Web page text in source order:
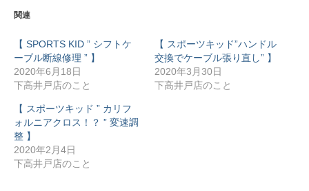
関連
【 SPORTS KID ” シフトケ
ーブル断線修理 ” 】
2020年6月18日
下高井戸店のこと
【 スポーツキッド”ハンドル
交換でケーブル張り直し” 】
2020年3月30日
下高井戸店のこと
【 スポーツキッド ” カリフ
ォルニアクロス！？ ” 変速調
整 】
2020年2月4日
下高井戸店のこと